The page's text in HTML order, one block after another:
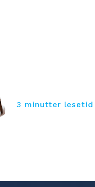
3 minutter lesetid